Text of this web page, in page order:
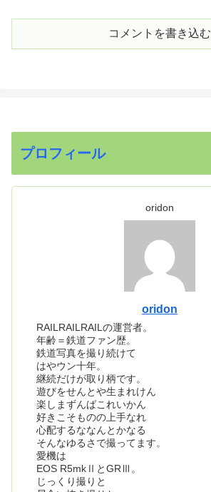
コメントを書き込む
プロフィール
oridon
oridon
RAILRAILRAILの運営者。
年齢＝鉄道ファン歴。
鉄道写真を撮り続けて
はやウン十年。
継続だけが取り柄です。
遊びをせんとや生まれけん
楽しまずんばこれいかん
好きこそものの上手なれ
心配するななんとかなる
そんなゆるさで撮ってます。
愛機は
EOS R5mkⅡとGRⅢ。
じっくり撮りと